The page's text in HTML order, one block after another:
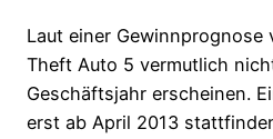
Laut einer Gewinnprognose
Theft Auto 5 vermutlich
Geschäftsjahr erscheinen.
erst ab April 2013